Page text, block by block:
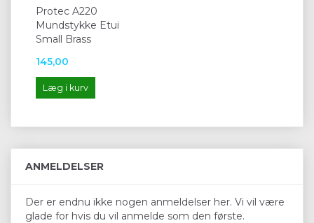
Protec A220
Mundstykke Etui
Small Brass
145,00
Læg i kurv
ANMELDELSER
Der er endnu ikke nogen anmeldelser her. Vi vil være
glade for hvis du vil anmelde som den første.